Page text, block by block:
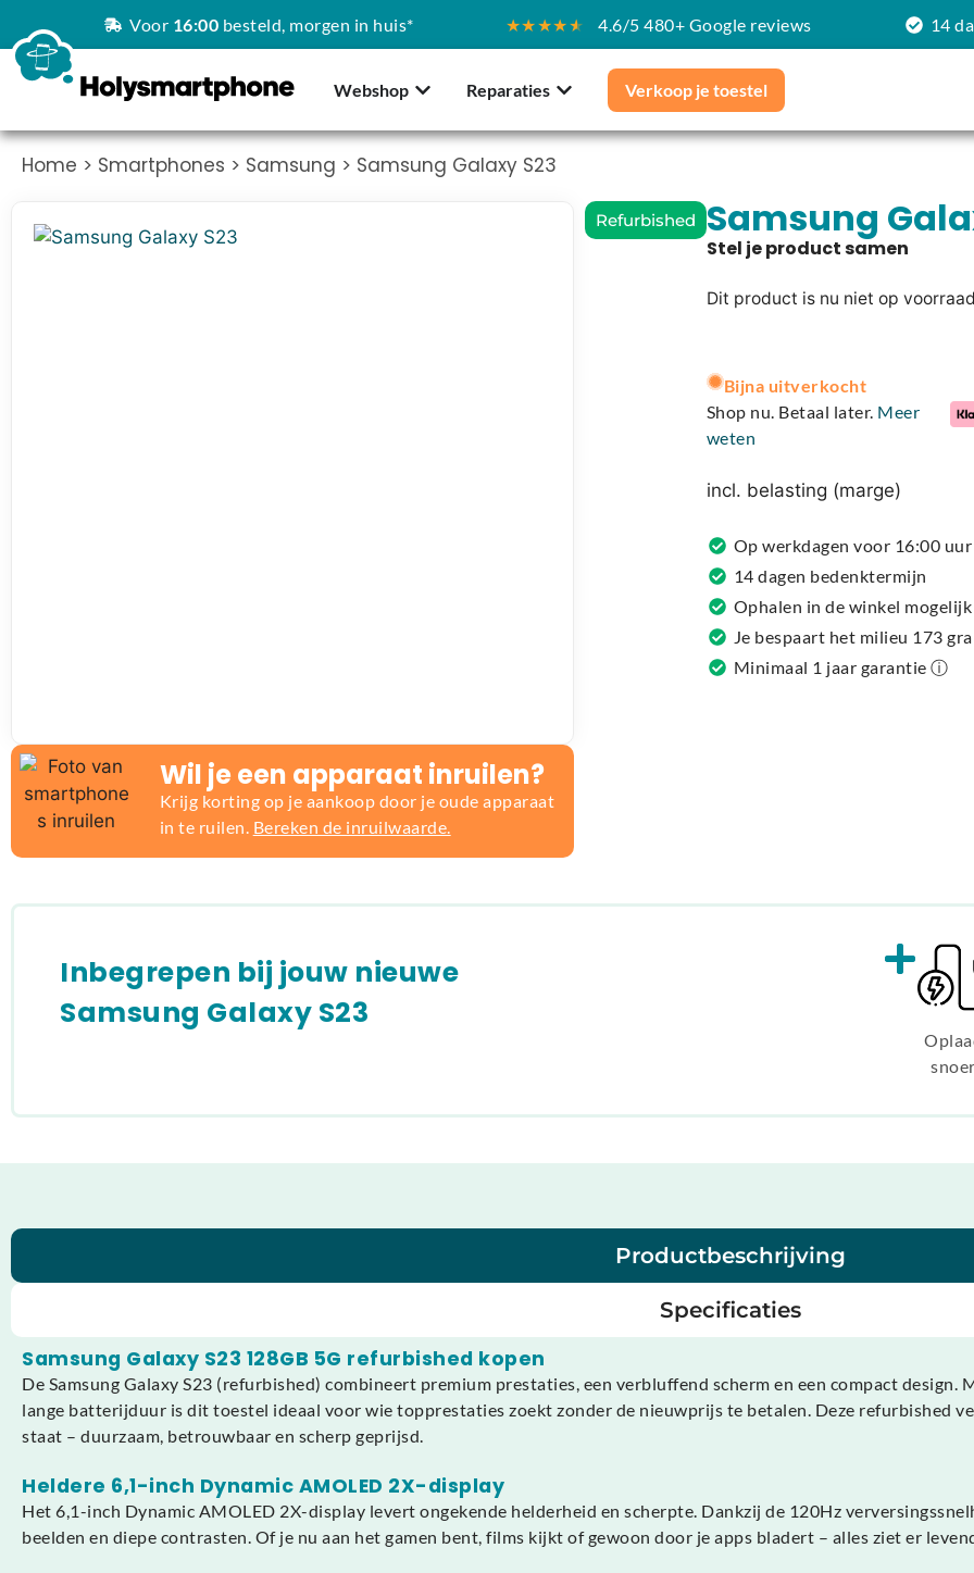
Voor 16:00 besteld, morgen in huis* ★★★★★ 4.6/5 480+ Google reviews 14
Webshop Reparaties Verkoop je toestel
Home > Smartphones > Samsung > Samsung Galaxy S23
Wil je een apparaat inruilen?
Krijg korting op je aankoop door je oude apparaat
in te ruilen. Bereken de inruilwaarde.
Refurbished Samsung
Dit product is nu niet op
l
t
e
n
t
i
v
e
:
Bijna uitverkocht
Shop nu. Betaal later. Meer
weten
incl. belasting (marge)
Op werkdagen voor 16:00
14 dagen bedenktermijn
Ophalen in de winkel mogelijk
Je bespaart het milieu 173
Minimaal 1 jaar garantie ⓘ
Inbegrepen bij jouw nieuwe
Samsung Galaxy S23
Productbeschrijving
Specificaties
Samsung Galaxy S23 128GB 5G refurbished kopen
De Samsung Galaxy S23 (refurbished) combineert premium prestaties, een verbluffend scherm en een compact design.
lange batterijduur is dit toestel ideaal voor wie topprestaties zoekt zonder de nieuwprijs te betalen. Deze refurbished
staat – duurzaam, betrouwbaar en scherp geprijsd.
Heldere 6,1-inch Dynamic AMOLED 2X-display
Het 6,1-inch Dynamic AMOLED 2X-display levert ongekende helderheid en scherpte. Dankzij de 120Hz
beelden en diepe contrasten. Of je nu aan het gamen bent, films kijkt of gewoon door je apps bladert – alles ziet er